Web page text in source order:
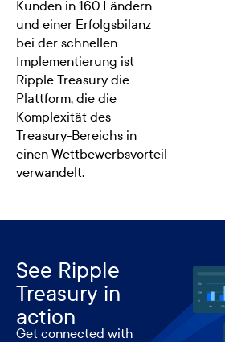
Kunden in 160 Ländern
und einer Erfolgsbilanz
bei der schnellen
Implementierung ist
Ripple Treasury die
Plattform, die die
Komplexität des
Treasury-Bereichs in
einen Wettbewerbsvorteil
verwandelt.
See Ripple
Treasury in
action
Get connected with